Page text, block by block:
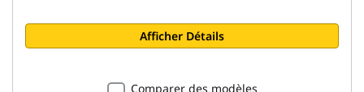
Afficher Détails
Comparer des modèles